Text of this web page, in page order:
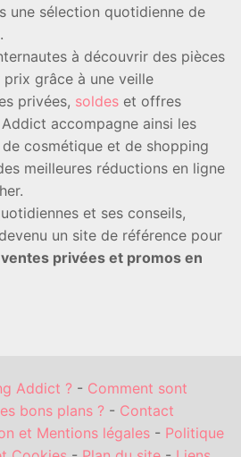
une sélection quotidienne de
.
à découvrir des pièces
grâce à une veille
privées, soldes et offres
accompagne ainsi les
cosmétique et de shopping
meilleures réductions en ligne
et ses conseils,
un site de référence pour
privées et promos en
Addict ?- Comment sont
bons plans ? - Contact
et Mentions légales- Politique